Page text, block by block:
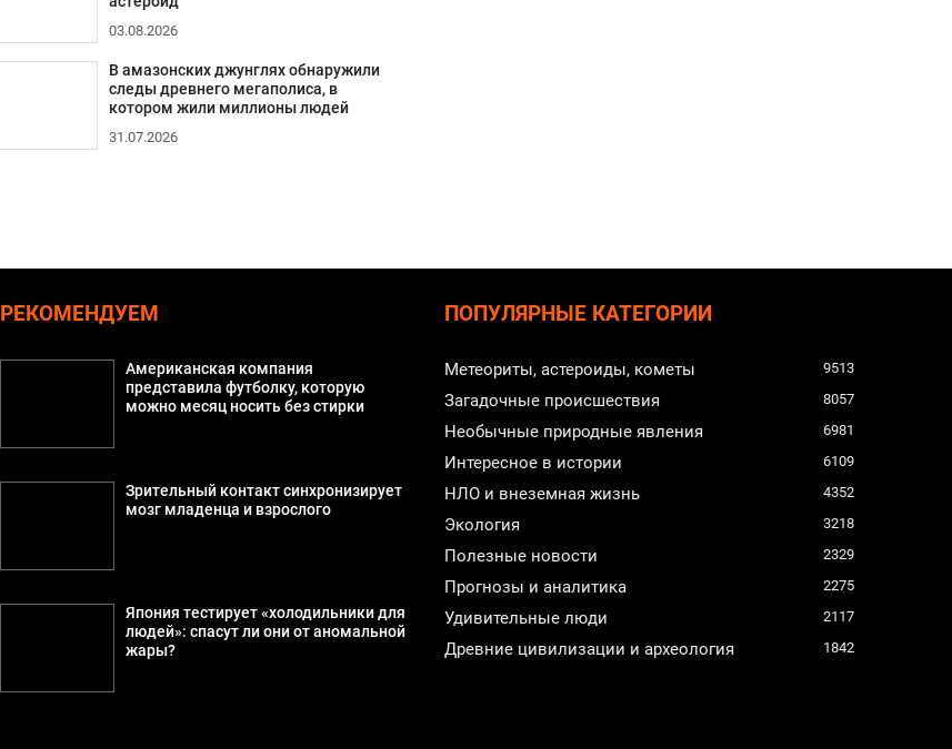
03.08.2026
В амазонских джунглях обнаружили
следы древнего мегаполиса, в
котором жили миллионы людей
31.07.2026
РЕКОМЕНДУЕМ
Американская компания
представила футболку, которую
можно месяц носить без стирки
Зрительный контакт синхронизирует
мозг младенца и взрослого
Япония тестирует «холодильники для
людей»: спасут ли они от аномальной
жары?
ПОПУЛЯРНЫЕ КАТЕГОРИИ
Метеориты, астероиды, кометы 9513
Загадочные происшествия 8057
Необычные природные явления 6981
Интересное в истории 6109
НЛО и внеземная жизнь 4352
Экология 3218
Полезные новости 2329
Прогнозы и аналитика 2275
Удивительные люди 2117
Древние цивилизации и археология 1842